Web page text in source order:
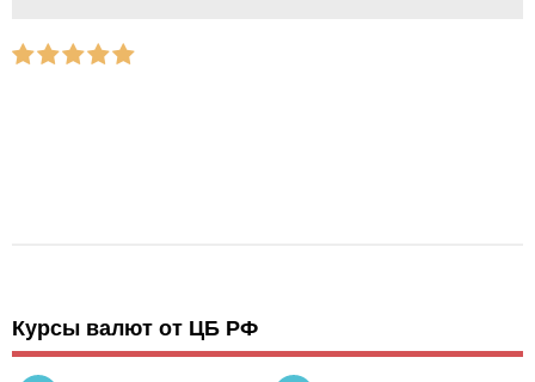
Курсы валют от ЦБ РФ